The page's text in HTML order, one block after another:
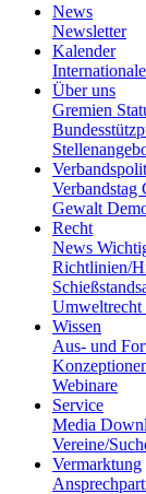
News
Newsletter
Kalender
Über uns
Gremien
Verbandstag
Gewalt
Recht
News
Richtlinien/
Umweltrecht
Wissen
Aus- und
Webinare
Service
Media
Vereine/
Vermarktung